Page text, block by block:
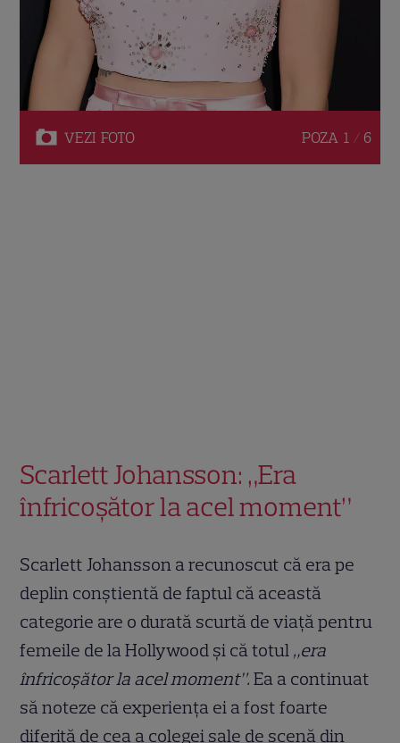
VEZI FOTO POZA 1 / 6
Scarlett Johansson: „Era
înfricoșător la acel moment”
Scarlett Johansson a recunoscut că era pe
deplin conștientă de faptul că această
categorie are o durată scurtă de viață pentru
femeile de la Hollywood și că totul „era
înfricoșător la acel moment”. Ea a continuat
să noteze că experiența ei a fost foarte
diferită de cea a colegei sale de scenă din